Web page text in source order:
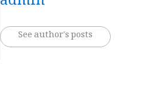
See author's posts